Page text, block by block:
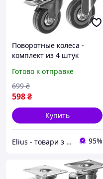
Поворотные колеса -
комплект из 4 штук
Готово к отправке
598₴
699 ₴
Купить
Elius - товари з Європи 95%